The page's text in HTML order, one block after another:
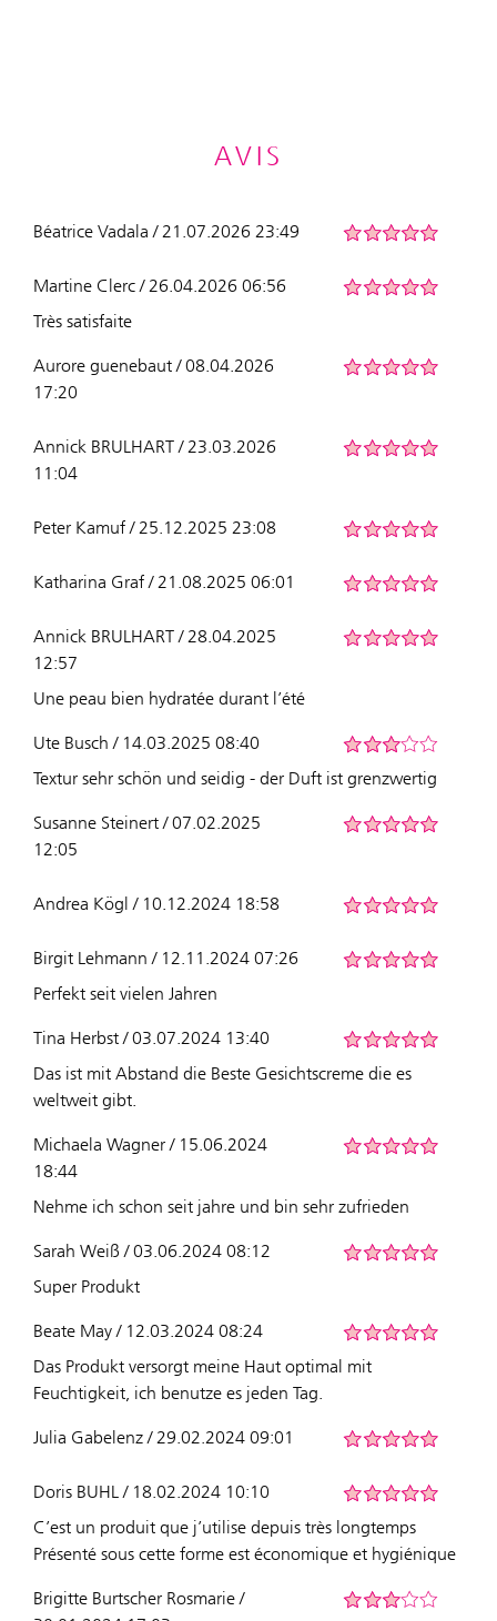
AVIS
Béatrice Vadala / 21.07.2026 23:49
Martine Clerc / 26.04.2026 06:56
Très satisfaite
Aurore guenebaut / 08.04.2026
17:20
Annick BRULHART / 23.03.2026
11:04
Peter Kamuf / 25.12.2025 23:08
Katharina Graf / 21.08.2025 06:01
Annick BRULHART / 28.04.2025
12:57
Une peau bien hydratée durant l’été
Ute Busch / 14.03.2025 08:40
Textur sehr schön und seidig - der Duft ist grenzwertig
Susanne Steinert / 07.02.2025
12:05
Andrea Kögl / 10.12.2024 18:58
Birgit Lehmann / 12.11.2024 07:26
Perfekt seit vielen Jahren
Tina Herbst / 03.07.2024 13:40
Das ist mit Abstand die Beste Gesichtscreme die es
weltweit gibt.
Michaela Wagner / 15.06.2024
18:44
Nehme ich schon seit jahre und bin sehr zufrieden
Sarah Weiß / 03.06.2024 08:12
Super Produkt
Beate May / 12.03.2024 08:24
Das Produkt versorgt meine Haut optimal mit
Feuchtigkeit, ich benutze es jeden Tag.
Julia Gabelenz / 29.02.2024 09:01
Doris BUHL / 18.02.2024 10:10
C’est un produit que j’utilise depuis très longtemps
Présenté sous cette forme est économique et hygiénique
Brigitte Burtscher Rosmarie /